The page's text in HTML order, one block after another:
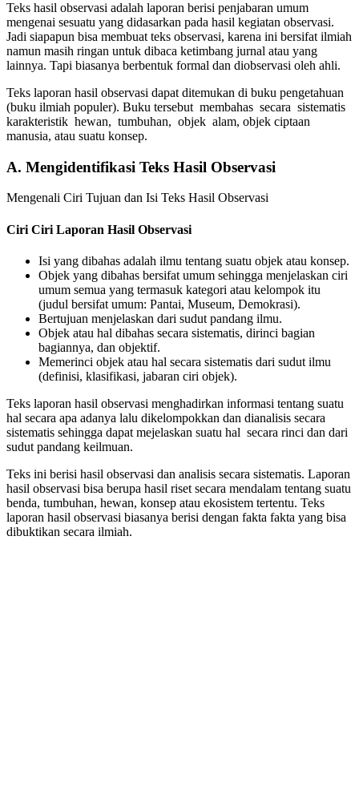
Teks hasil observasi adalah laporan berisi penjabaran umum
mengenai sesuatu yang didasarkan pada hasil kegiatan observasi.
Jadi siapapun bisa membuat teks observasi, karena ini bersifat ilmiah
namun masih ringan untuk dibaca ketimbang jurnal atau yang
lainnya. Tapi biasanya berbentuk formal dan diobservasi oleh ahli.
Teks laporan hasil observasi dapat ditemukan di buku pengetahuan
(buku ilmiah populer). Buku tersebut membahas secara sistematis
karakteristik hewan, tumbuhan, objek alam, objek ciptaan
manusia, atau suatu konsep.
A. Mengidentifikasi Teks Hasil Observasi
Mengenali Ciri Tujuan dan Isi Teks Hasil Observasi
Ciri Ciri Laporan Hasil Observasi
Isi yang dibahas adalah ilmu tentang suatu objek atau konsep.
Objek yang dibahas bersifat umum sehingga menjelaskan ciri
umum semua yang termasuk kategori atau kelompok itu
(judul bersifat umum: Pantai, Museum, Demokrasi).
Bertujuan menjelaskan dari sudut pandang ilmu.
Objek atau hal dibahas secara sistematis, dirinci bagian
bagiannya, dan objektif.
Memerinci objek atau hal secara sistematis dari sudut ilmu
(definisi, klasifikasi, jabaran ciri objek).
Teks laporan hasil observasi menghadirkan informasi tentang suatu
hal secara apa adanya lalu dikelompokkan dan dianalisis secara
sistematis sehingga dapat mejelaskan suatu hal secara rinci dan dari
sudut pandang keilmuan.
Teks ini berisi hasil observasi dan analisis secara sistematis. Laporan
hasil observasi bisa berupa hasil riset secara mendalam tentang suatu
benda, tumbuhan, hewan, konsep atau ekosistem tertentu. Teks
laporan hasil observasi biasanya berisi dengan fakta fakta yang bisa
dibuktikan secara ilmiah.